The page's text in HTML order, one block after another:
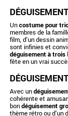
Uncostume pour
membres de la
film, d’un dessin
sont infinies et
déguisement à trois
fête en un vrai
Avec un
cohérente et
bondéguisement
thème rétro ou d’un